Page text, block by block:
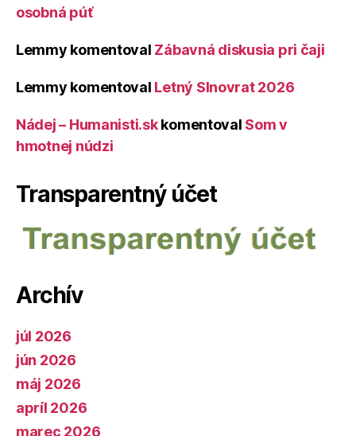
osobná púť
Lemmy komentoval Zábavná diskusia pri čaji
Lemmy komentoval Letný Slnovrat 2026
Nádej – Humanisti.skkomentoval Som v
hmotnej núdzi
Transparentný účet
Archív
júl 2026
jún 2026
máj 2026
apríl 2026
marec 2026